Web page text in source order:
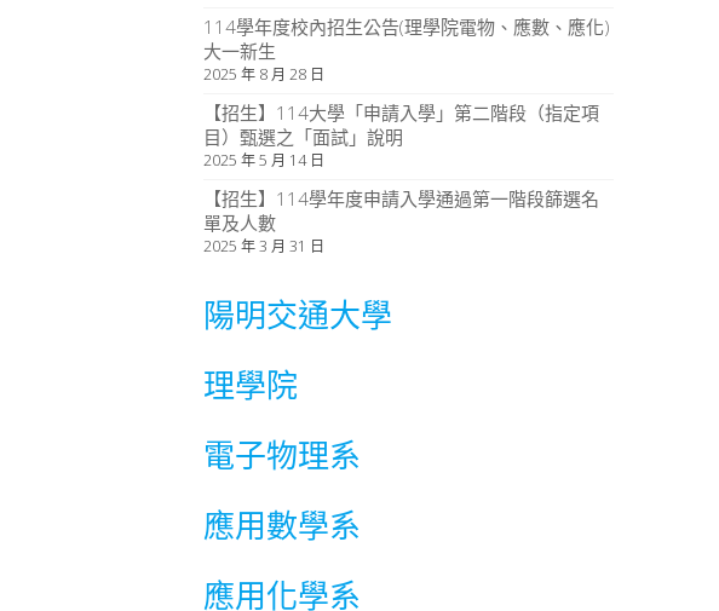
114學年度校內招生公告(理學院電物、應數、應化)
大一新生
2025 年 8 月 28 日
【招生】114大學「申請入學」第二階段（指定項
目）甄選之「面試」說明
2025 年 5 月 14 日
【招生】114學年度申請入學通過第一階段篩選名
單及人數
2025 年 3 月 31 日
陽明交通大學
理學院
電子物理系
應用數學系
應用化學系